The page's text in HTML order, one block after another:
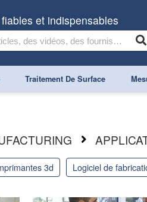
et indispensables
Traitement De Surface
3d logiciel de